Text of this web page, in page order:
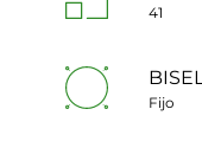
41
BISEL
Fijo